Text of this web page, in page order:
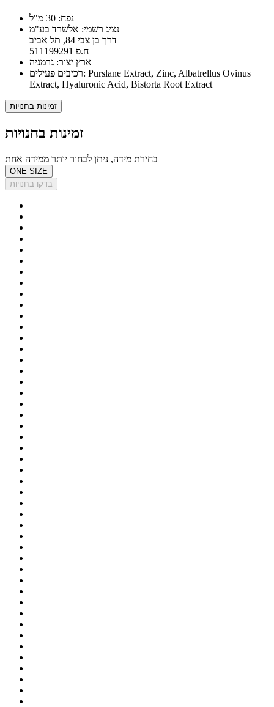
נפח: 30 מ"ל
נציג רשמי: אלשרד בע"מ
דרך בן צבי 84, תל אביב
ח.פ 511199291
ארץ יצור: גרמניה
רכיבים פעילים: Purslane Extract, Zinc, Albatrellus Ovinus
Extract, Hyaluronic Acid, Bistorta Root Extract
זמינות בחנויות
זמינות בחנויות
בחירת מידה, ניתן לבחור יותר ממידה אחת
ONE SIZE
בדקו בחנויות